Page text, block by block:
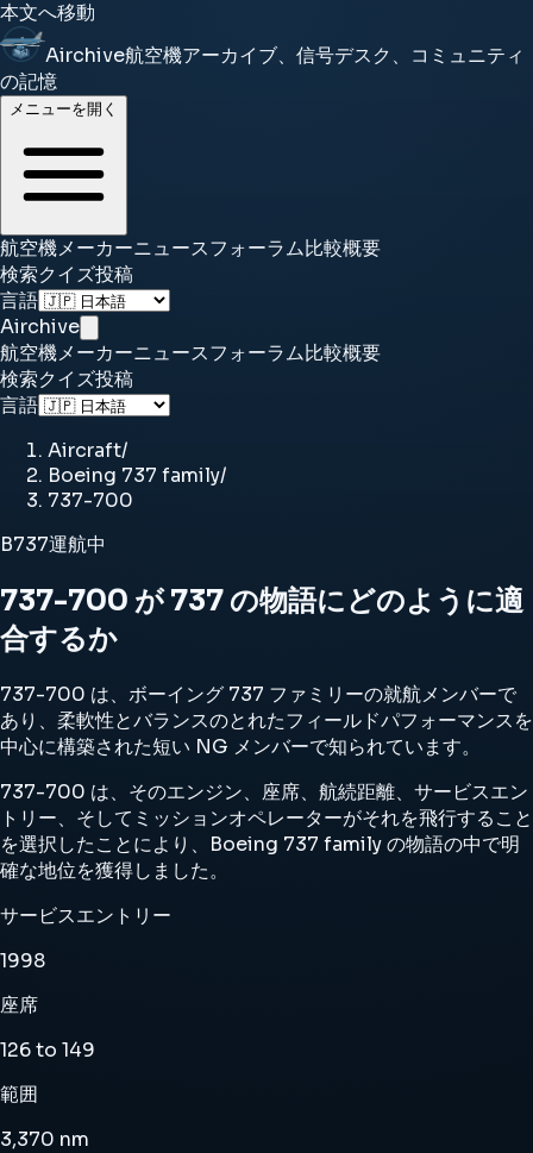
本文へ移動
Airchive航空機アーカイブ、信号デスク、コミュニティ
の記憶
メニューを開く
航空機メーカーニュースフォーラム比較概要
検索クイズ投稿
言語
Airchive
航空機メーカーニュースフォーラム比較概要
検索クイズ投稿
言語
Aircraft/
Boeing 737 family/
737-700
B737運航中
737-700 が 737 の物語にどのように適
合するか
737-700 は、ボーイング 737 ファミリーの就航メンバーで
あり、柔軟性とバランスのとれたフィールドパフォーマンスを
中心に構築された短い NG メンバーで知られています。
737-700 は、そのエンジン、座席、航続距離、サービスエン
トリー、そしてミッションオペレーターがそれを飛行すること
を選択したことにより、Boeing 737 family の物語の中で明
確な地位を獲得しました。
サービスエントリー
1998
座席
126 to 149
範囲
3,370 nm